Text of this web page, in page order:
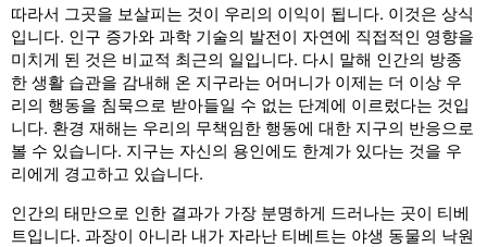
따라서 그곳을 보살피는 것이 우리의 이익이 됩니다. 이것은 상식
입니다. 인구 증가와 과학 기술의 발전이 자연에 직접적인 영향을
미치게 된 것은 비교적 최근의 일입니다. 다시 말해 인간의 방종
한 생활 습관을 감내해 온 지구라는 어머니가 이제는 더 이상 우
리의 행동을 침묵으로 받아들일 수 없는 단계에 이르렀다는 것입
니다. 환경 재해는 우리의 무책임한 행동에 대한 지구의 반응으로
볼 수 있습니다. 지구는 자신의 용인에도 한계가 있다는 것을 우
리에게 경고하고 있습니다.
인간의 태만으로 인한 결과가 가장 분명하게 드러나는 곳이 티베
트입니다. 과장이 아니라 내가 자라난 티베트는 야생 동물의 낙원